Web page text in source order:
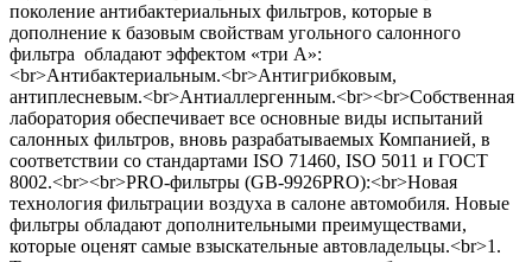
поколение антибактериальных фильтров, которые в
дополнение к базовым свойствам угольного салонного
фильтра обладают эффектом «три А»:
<br>Антибактериальным.<br>Антигрибковым,
антиплесневым.<br>Антиаллергенным.<br><br>Собственная
лаборатория обеспечивает все основные виды испытаний
салонных фильтров, вновь разрабатываемых Компанией, в
соответствии со стандартами ISO 71460, ISO 5011 и ГОСТ
8002.<br><br>PRO-фильтры (GB-9926PRO):<br>Новая
технология фильтрации воздуха в салоне автомобиля. Новые
фильтры обладают дополнительными преимуществами,
которые оценят самые взыскательные автовладельцы.<br>1.